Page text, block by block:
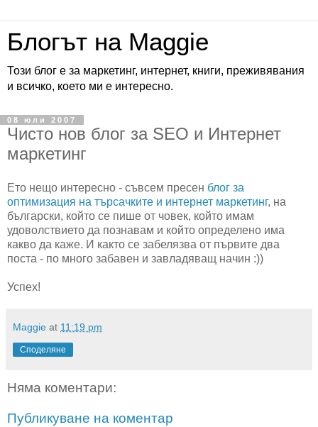
Блогът на Maggie
Този блог е за маркетинг, интернет, книги, преживявания
и всичко, което ми е интересно.
08 юли 2007
Чисто нов блог за SEO и Интернет
маркетинг
Ето нещо интересно - съвсем пресен блог за
оптимизация на търсачките и интернет маркетинг, на
български, който се пише от човек, който имам
удоволствието да познавам и който определено има
какво да каже. И както се забелязва от първите два
поста - по много забавен и завладяващ начин :))
Успех!
Maggie at 11:19 pm
Споделяне
Няма коментари:
Публикуване на коментар